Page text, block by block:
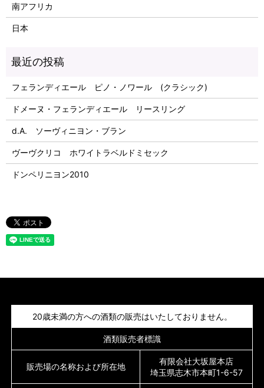
南アフリカ
日本
フェランディエール ピノ・ノワール (クラシック)
ドメーヌ・フェランディエール リースリング
d.A. ソーヴィニヨン・ブラン
ヴーヴクリコ ホワイトラベルドミセック
ドンペリニヨン2010
20歳未満の方への酒類の販売はいたしておりません。
酒類販売者標識
販売場の名称および所在地
有限会社大坂屋本店
埼玉県志木市本町1-6-57